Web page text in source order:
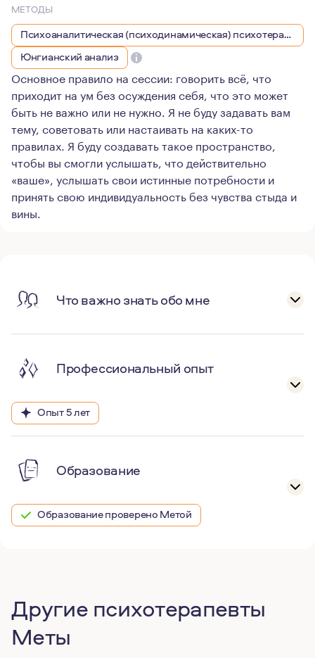
МЕТОДЫ
Психоаналитическая (психодинамическая) психотерапия
Юнгианский анализ
Основное правило на сессии: говорить всё, что
приходит на ум без осуждения себя, что это может
быть не важно или не нужно. Я не буду задавать вам
тему, советовать или настаивать на каких-то
правилах. Я буду создавать такое пространство,
чтобы вы смогли услышать, что действительно
«ваше», услышать свои истинные потребности и
принять свою индивидуальность без чувства стыда и
вины.
Что важно знать обо мне
Профессиональный опыт
Опыт 5 лет
Образование
Образование проверено Метой
Другие психотерапевты
Меты